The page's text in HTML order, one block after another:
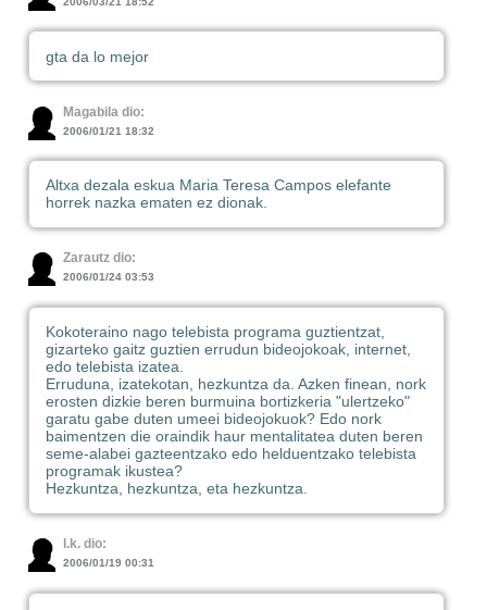
gta da lo mejor
Magabila dio:
2006/01/21 18:32
Altxa dezala eskua Maria Teresa Campos elefante
horrek nazka ematen ez dionak.
Zarautz dio:
2006/01/24 03:53
Kokoteraino nago telebista programa guztientzat,
gizarteko gaitz guztien errudun bideojokoak, internet,
edo telebista izatea.
Erruduna, izatekotan, hezkuntza da. Azken finean, nork
erosten dizkie beren burmuina bortizkeria "ulertzeko"
garatu gabe duten umeei bideojokuok? Edo nork
baimentzen die oraindik haur mentalitatea duten beren
seme-alabei gazteentzako edo helduentzako telebista
programak ikustea?
Hezkuntza, hezkuntza, eta hezkuntza.
l.k. dio:
2006/01/19 00:31